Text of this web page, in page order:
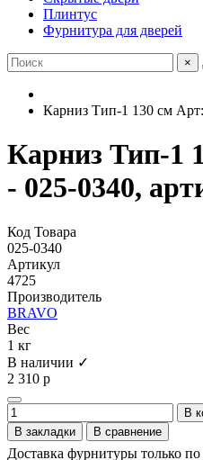
Плинтус
Фурнитура для дверей
×
Карниз Тип-1 130 см
Карниз Тип-1
- 025-0340,
Код Товара
025-0340
Артикул
4725
Производитель
BRAVO
Вес
1 кг
В наличии ✓
2 310 р
В
В закладки
В сравнение
Доставка фурнитуры только